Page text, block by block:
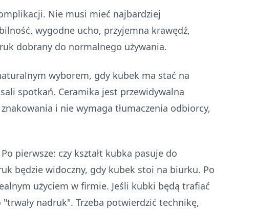
Nie musi mieć najbardziej
wygodne ucho, przyjemna krawędź,
dobrany do normalnego używania.
wyborem, gdy kubek ma stać na
spotkań. Ceramika jest przewidywalna
i nie wymaga tłumaczenia odbiorcy,
pierwsze: czy kształt kubka pasuje do
będzie widoczny, gdy kubek stoi na biurku. Po
użyciem w firmie. Jeśli kubki będą trafiać
nadruk". Trzeba potwierdzić technikę,